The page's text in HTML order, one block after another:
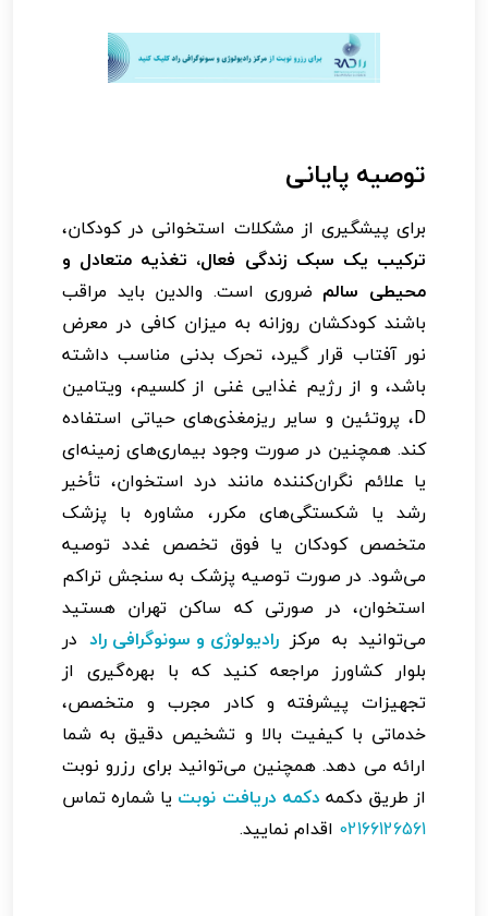
توصیه پایانی
برای پیشگیری از مشکلات استخوانی در کودکان،
ترکیب یک سبک زندگی فعال، تغذیه متعادل و
محیطی سالم ضروری است. والدین باید مراقب
باشند کودکشان روزانه به میزان کافی در معرض
نور آفتاب قرار گیرد، تحرک بدنی مناسب داشته
باشد، و از رژیم غذایی غنی از کلسیم، ویتامین
D، پروتئین و سایر ریزمغذی‌های حیاتی استفاده
کند. همچنین در صورت وجود بیماری‌های زمینه‌ای
یا علائم نگران‌کننده مانند درد استخوان، تأخیر
رشد یا شکستگی‌های مکرر، مشاوره با پزشک
متخصص کودکان یا فوق تخصص غدد توصیه
می‌شود. در صورت توصیه پزشک به سنجش تراکم
استخوان، در صورتی که ساکن تهران هستید
می‌توانید به مرکزرادیولوژی و سونوگرافی راد در
بلوار کشاورز مراجعه کنید که با بهره‌گیری از
تجهیزات پیشرفته و کادر مجرب و متخصص،
خدماتی با کیفیت بالا و تشخیص دقیق به شما
ارائه می دهد. همچنین می‌توانید برای رزرو نوبت
از طریق دکمه دکمه دریافت نوبت یا شماره تماس
02166126561 اقدام نمایید.